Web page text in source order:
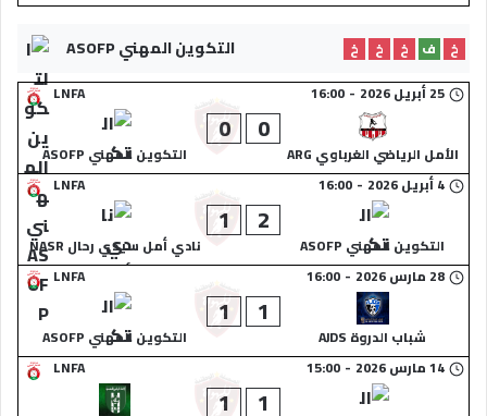
التكوين المهني ASOFP خ ف خ خ
خ
LNFA
25 أبريل 2026 -
16:00
الأمل الرياضي الغرباوي ARG
0
0
التكوين المهني ASOFP
LNFA
4 أبريل 2026 -
16:00
التكوين المهني ASOFP
2
1
نادي أمل سيدي رحال NASR
LNFA
28 مارس 2026 -
16:00
شباب الدروة AJDS
1
1
التكوين المهني ASOFP
LNFA
14 مارس 2026 -
15:00
1
1